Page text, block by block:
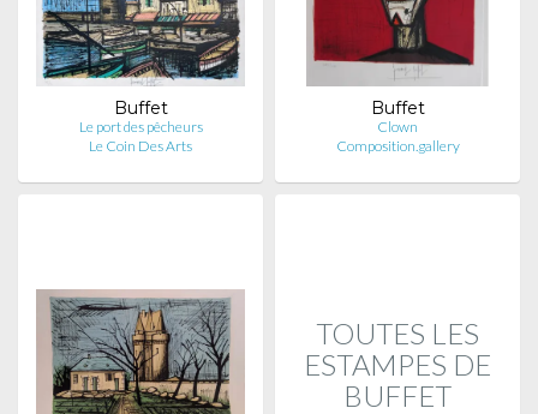
Buffet
Le port des pêcheurs
Le Coin Des Arts
Buffet
Clown
Composition.gallery
TOUTES LES
ESTAMPES DE
BUFFET